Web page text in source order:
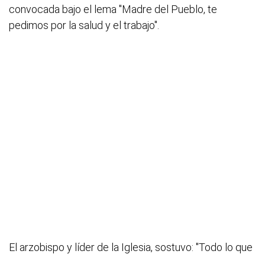
convocada bajo el lema "Madre del Pueblo, te
pedimos por la salud y el trabajo".
El arzobispo y líder de la Iglesia, sostuvo: "Todo lo que